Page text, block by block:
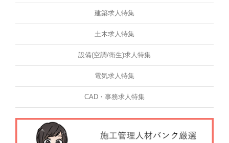
建築求人特集
土木求人特集
設備(空調/衛生)求人特集
電気求人特集
CAD・事務求人特集